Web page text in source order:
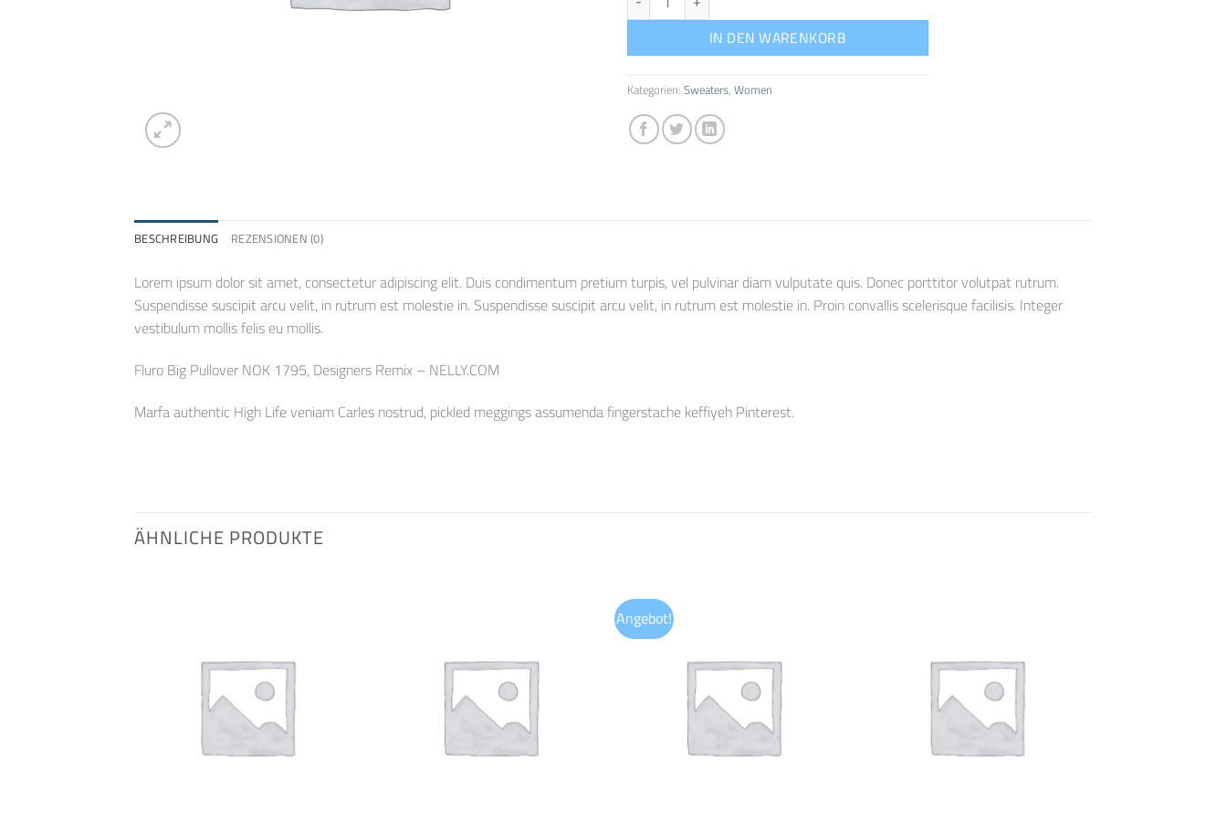
IN DEN WARENKORB
Kategorien:Sweaters,Women
BESCHREIBUNG REZENSIONEN (0)
Lorem ipsum dolor sit amet, consectetur adipiscing elit. Duis condimentum pretium turpis, vel pulvinar diam vulputate quis. Donec porttitor volutpat rutrum.
Suspendisse suscipit arcu velit, in rutrum est molestie in. Suspendisse suscipit arcu velit, in rutrum est molestie in. Proin convallis scelerisque facilisis. Integer
vestibulum mollis felis eu mollis.
Fluro Big Pullover NOK 1795, Designers Remix – NELLY.COM
Marfa authentic High Life veniam Carles nostrud, pickled meggings assumenda fingerstache keffiyeh Pinterest.
ÄHNLICHE PRODUKTE
Angebot!